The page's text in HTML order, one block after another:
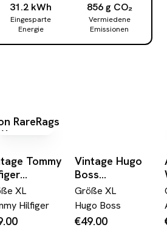
31.2 kWh
Eingesparte
Energie
856g CO₂
Vermiedene
Emissionen
RareRags
versandfrei
Tommy
Kariert
Grün XL
XL
Hilfiger
Vintage Hugo
Boss
Daunenparka 70s
Sander Hamburg
Blau L-XL
Größe XL
Hugo Boss
€49.00